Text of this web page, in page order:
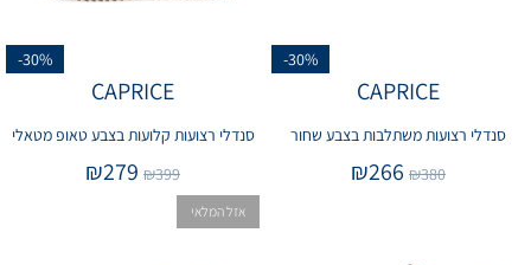
-30%
CAPRICE
סנדלי רצועות משתלבות בצבע שחור
₪380
₪266
-30%
CAPRICE
סנדלי רצועות קלועות בצבע טאופ מטאלי
₪399
₪279
אזל המלאי